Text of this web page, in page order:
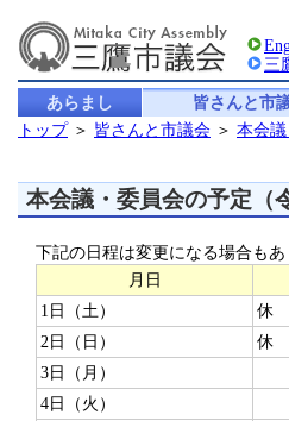
三
あらまし 皆さんと市
トップ＞ 皆さんと市議会 ＞ 本会
本会議・委員会の予定（
下記の日程は変更になる場合もあ
月日
1日（土）
休
2日（日）
休
3日（月）
4日（火）